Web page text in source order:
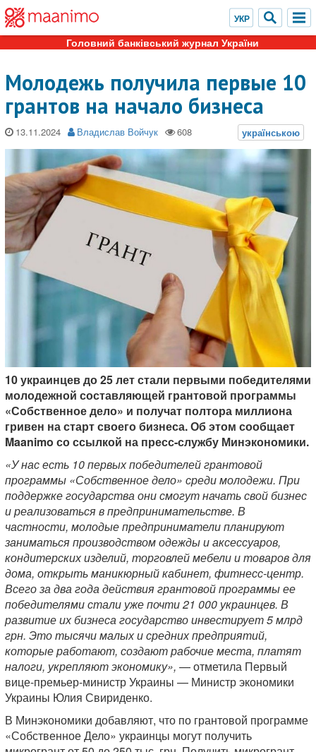
Головний банківський журнал України
Молодежь получила первые 10
грантов на начало бизнеса
13.11.2024 Владислав Войчук
10 украинцев до 25 лет стали первыми победителями
молодежной составляющей грантовой программы
«Собственное дело» и получат полтора миллиона
гривен на старт своего бизнеса. Об этом сообщает
Maanimo со ссылкой на пресс-службу Минэкономики.
«У нас есть 10 первых победителей грантовой
программы «Собственное дело» среди молодежи. При
поддержке государства они смогут начать свой бизнес
и реализоваться в предпринимательстве. В
частности, молодые предприниматели планируют
заниматься производством одежды и аксессуаров,
кондитерских изделий, торговлей мебели и товаров для
дома, открыть маникюрный кабинет, фитнесс-центр.
Всего за два года действия грантовой программы ее
победителями стали уже почти 21 000 украинцев. В
развитие их бизнеса государство инвестирует 5 млрд
грн. Это тысячи малых и средних предприятий,
которые работают, создают рабочие места, платят
налоги, укрепляют экономику», — отметила Первый
вице-премьер-министр Украины — Министр экономики
Украины Юлия Свириденко.
В Минэкономики добавляют, что по грантовой программе
«Собственное Дело» украинцы могут получить